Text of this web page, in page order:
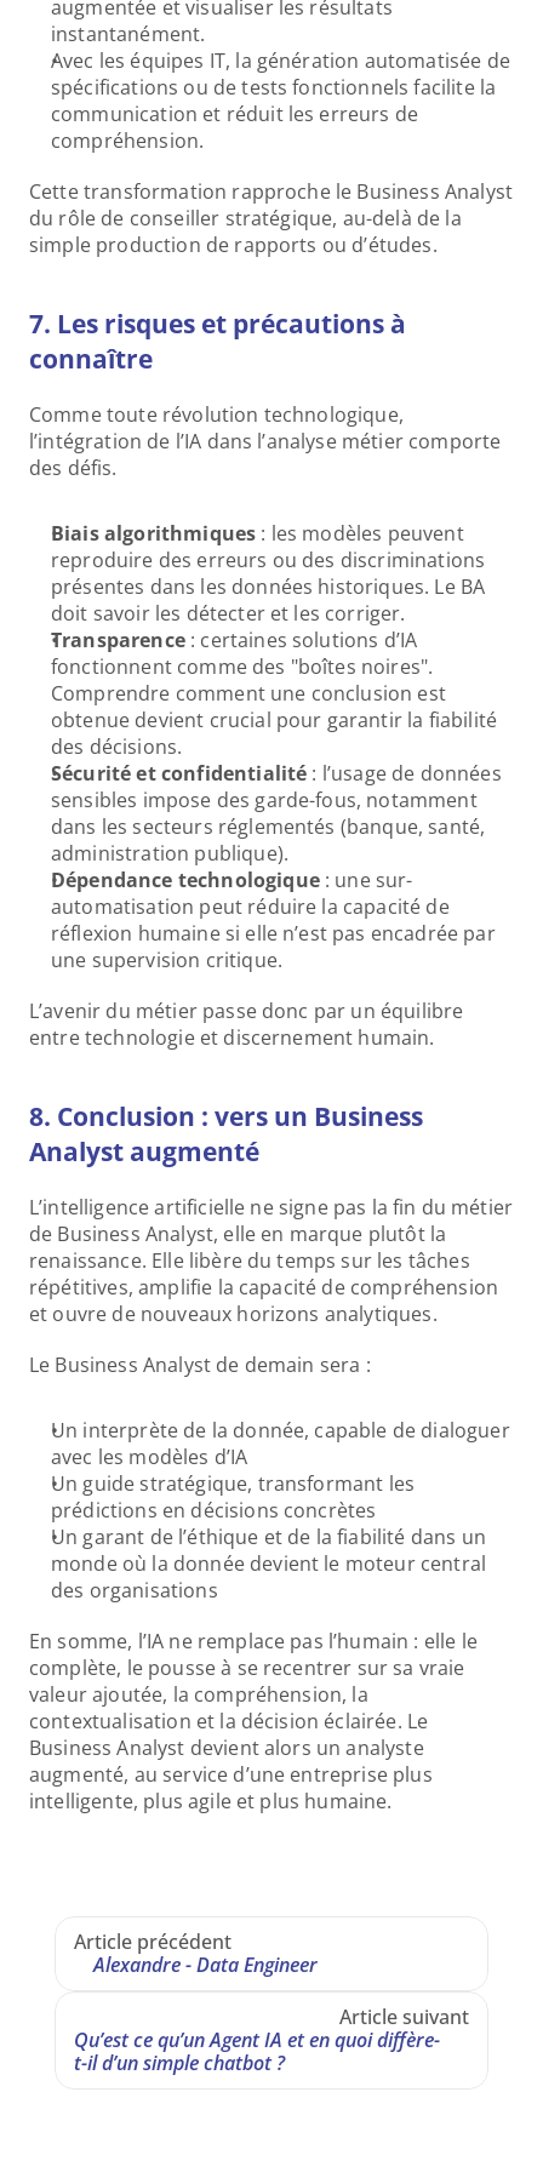
augmentée et visualiser les résultats
instantanément.
Avec les équipes IT, la génération automatisée de
spécifications ou de tests fonctionnels facilite la
communication et réduit les erreurs de
compréhension.
Cette transformation rapproche le Business Analyst
du rôle de conseiller stratégique, au-delà de la
simple production de rapports ou d’études.
7. Les risques et précautions à
connaître
Comme toute révolution technologique,
l’intégration de l’IA dans l’analyse métier comporte
des défis.
Biais algorithmiques : les modèles peuvent
reproduire des erreurs ou des discriminations
présentes dans les données historiques. Le BA
doit savoir les détecter et les corriger.
Transparence : certaines solutions d’IA
fonctionnent comme des "boîtes noires".
Comprendre comment une conclusion est
obtenue devient crucial pour garantir la fiabilité
des décisions.
Sécurité et confidentialité : l’usage de données
sensibles impose des garde-fous, notamment
dans les secteurs réglementés (banque, santé,
administration publique).
Dépendance technologique : une sur-
automatisation peut réduire la capacité de
réflexion humaine si elle n’est pas encadrée par
une supervision critique.
L’avenir du métier passe donc par un équilibre
entre technologie et discernement humain.
8. Conclusion : vers un Business
Analyst augmenté
L’intelligence artificielle ne signe pas la fin du métier
de Business Analyst, elle en marque plutôt la
renaissance. Elle libère du temps sur les tâches
répétitives, amplifie la capacité de compréhension
et ouvre de nouveaux horizons analytiques.
Le Business Analyst de demain sera :
Un interprète de la donnée, capable de dialoguer
avec les modèles d’IA
Un guide stratégique, transformant les
prédictions en décisions concrètes
Un garant de l’éthique et de la fiabilité dans un
monde où la donnée devient le moteur central
des organisations
En somme, l’IA ne remplace pas l’humain : elle le
complète, le pousse à se recentrer sur sa vraie
valeur ajoutée, la compréhension, la
contextualisation et la décision éclairée. Le
Business Analyst devient alors un analyste
augmenté, au service d’une entreprise plus
intelligente, plus agile et plus humaine.
Article précédent
Alexandre - Data Engineer
Article suivant
Qu’est ce qu’un Agent IA et en quoi diffère-
t-il d’un simple chatbot ?